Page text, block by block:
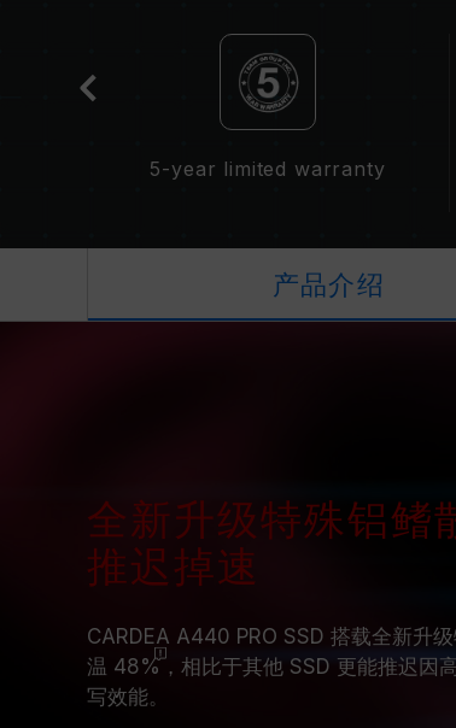
5-year limited warranty
产品介绍
全新升级特殊铝鳍
推迟掉速
CARDEA A440 PRO SSD 搭载全新升
温 48%，相比于其他 SSD 更能推迟因
写效能。